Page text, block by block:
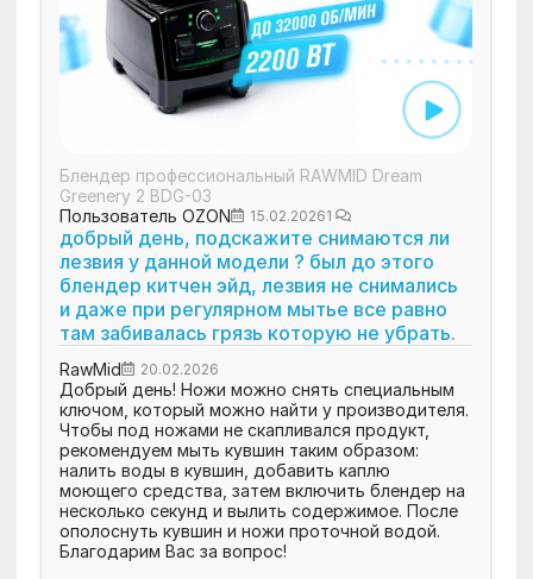
Блендер профессиональный RAWMID Dream
Greenery 2 BDG-03
Пользователь OZON
15.02.20261
добрый день, подскажите снимаются ли
лезвия у данной модели ? был до этого
блендер китчен эйд, лезвия не снимались
и даже при регулярном мытье все равно
там забивалась грязь которую не убрать.
RawMid 20.02.2026
Добрый день! Ножи можно снять специальным
ключом, который можно найти у производителя.
Чтобы под ножами не скапливался продукт,
рекомендуем мыть кувшин таким образом:
налить воды в кувшин, добавить каплю
моющего средства, затем включить блендер на
несколько секунд и вылить содержимое. После
ополоснуть кувшин и ножи проточной водой.
Благодарим Вас за вопрос!